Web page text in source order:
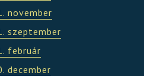
november
szeptember
február
december